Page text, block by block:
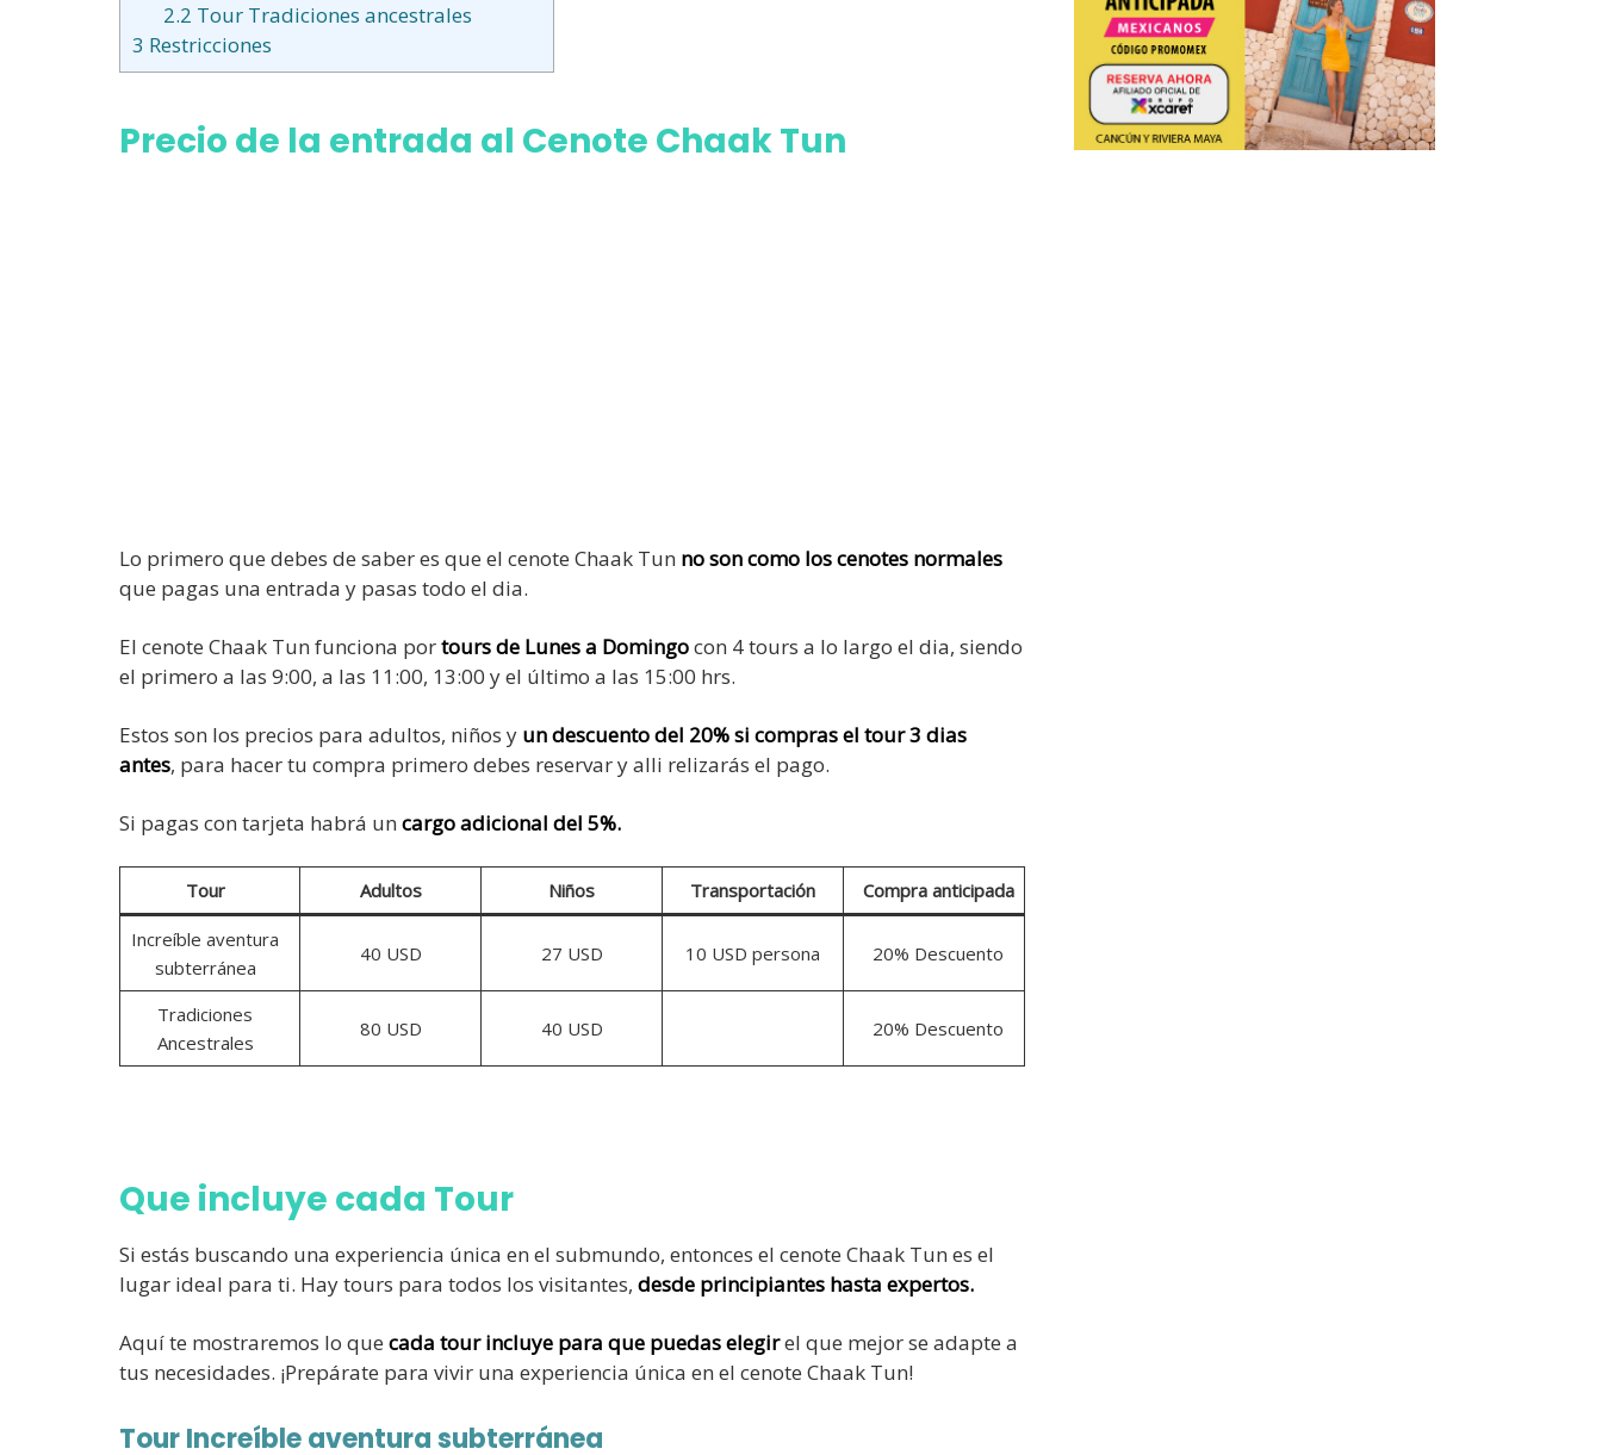
2.2 Tour Tradiciones ancestrales
3 Restricciones
Precio de la entrada al Cenote Chaak Tun
Lo primero que debes de saber es que el cenote Chaak Tun no son como los cenotes normales
que pagas una entrada y pasas todo el dia.
El cenote Chaak Tun funciona portours de Lunes a Domingocon 4 tours a lo largo el dia, siendo
el primero a las 9:00, a las 11:00, 13:00 y el último a las 15:00 hrs.
Estos son los precios para adultos, niños y un descuento del 20% si compras el tour 3 dias
antes, para hacer tu compra primero debes reservar y alli relizarás el pago.
Si pagas con tarjeta habrá un cargo adicional del 5%.
Tour Adultos Niños Transportación Compra anticipada
Increíble aventura
subterránea
40 USD 27 USD 10 USD persona 20% Descuento
Tradiciones
Ancestrales
80 USD 40 USD 20% Descuento
Que incluye cada Tour
Si estás buscando una experiencia única en el submundo, entonces el cenote Chaak Tun es el
lugar ideal para ti. Hay tours para todos los visitantes, desde principiantes hasta expertos.
Aquí te mostraremos lo que cada tour incluye para que puedas elegirel que mejor se adapte a
tus necesidades. ¡Prepárate para vivir una experiencia única en el cenote Chaak Tun!
Tour Increíble aventura subterránea